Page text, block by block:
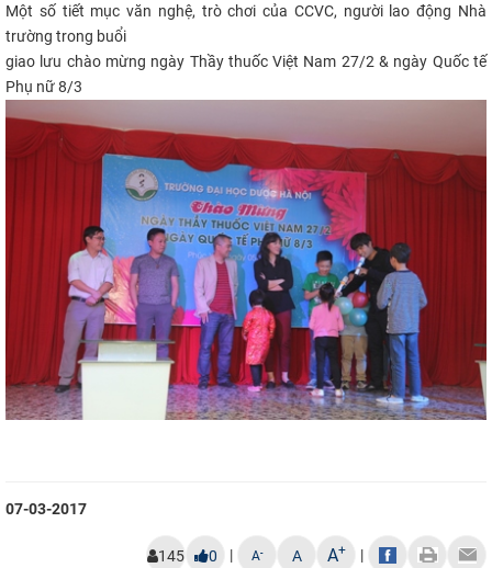
Một số tiết mục văn nghệ, trò chơi của CCVC, người lao động Nhà
trường trong buổi
giao lưu chào mừng ngày Thầy thuốc Việt Nam 27/2 & ngày Quốc tế
Phụ nữ 8/3
07-03-2017
145 0 | A- A A+ |